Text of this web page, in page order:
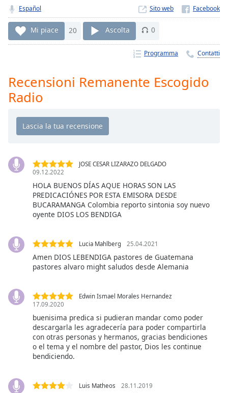
Remaining
Time-
Chapters
Descriptions
off
,
selected
subtitles
settings
subtitles
settings
dialog
off
selected
This
Español Sito web
Mi piace 20 Ascolta 0
Programma Contatti
Recensioni Remanente Escogido
Radio
JOSE CESAR LIZARAZO DELGADO
09.12.2022
HOLA BUENOS DÍAS AQUE HORAS SON LAS
PREDICACIÓNES POR ESTA EMISORA DESDE
BUCARAMANGA Colombia reporto sintonia soy nuevo
oyente DIOS LOS BENDIGA
Lucia Mahlberg 25.04.2021
Amen DIOS LEBENDIGA pastores de Guatemana
pastores alvaro might saludos desde Alemania
Edwin Ismael Morales Hernandez
17.09.2020
buenisima predica si pudieran mandar como poder
descargarla les agradecería para poder compartirla
con otras personas y hermanos, gracias bendiciones
o el tema y el nombre del pastor, Dios les continue
bendiciendo.
Luis Matheos 28.11.2019